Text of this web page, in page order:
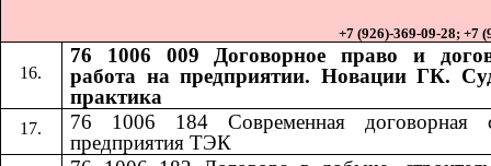
+7 (926)-369-09-28; +7
76 1006 009 Договорное право и
работа на предприятии. Новации ГК.
практика
76 1006 184​​ Современная договорная
предприятия ТЭК